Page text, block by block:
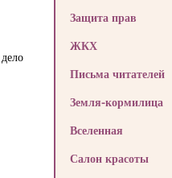
Защита прав
ЖКХ
Письма читателей
Земля-кормилица
Вселенная
Салон красоты